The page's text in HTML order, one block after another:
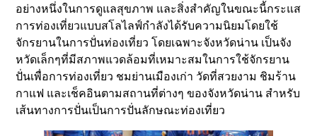
อย่างหนึ่งในการดูแลสุขภาพ และสิ่งสำคัญในขณะนี้กระแส
การท่องเที่ยวแบบสโลไลฟ์กำลังได้รับความนิยมโดยใช้
จักรยานในการปั่นท่องเที่ยว โดยเฉพาะจังหวัดน่าน เป็นจัง
หวัดเล็กๆที่มีสภาพแวดล้อมที่เหมาะสมในการใช้จักรยาน
ปั่นเพื่อการท่องเที่ยว ชมย่านเมืองเก่า วัดที่สวยงาม ชิมร้าน
กาแฟ และเช็คอินตามสถานที่ต่างๆ ของจังหวัดน่าน สำหรับ
เส้นทางการปั่นเป็นการปั่นลักษณะท่องเที่ยว